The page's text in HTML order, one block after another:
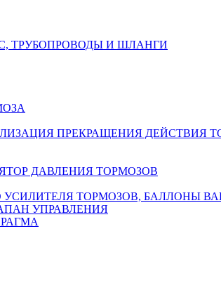
ТРУБОПРОВОДЫ И ШЛАНГИ
ПРЕКРАЩЕНИЯ ДЕЙСТВИЯ
ДАВЛЕНИЯ ТОРМОЗОВ
ТОРМОЗОВ, БАЛЛОНЫ
УПРАВЛЕНИЯ